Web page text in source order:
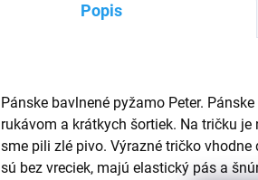
Popis
Pánske bavlnené pyžamo Peter.
rukávom a krátkych šortiek. Na tričku
sme pili zlé pivo. Výrazné tričko
sú bez vreciek, majú elastický pás a